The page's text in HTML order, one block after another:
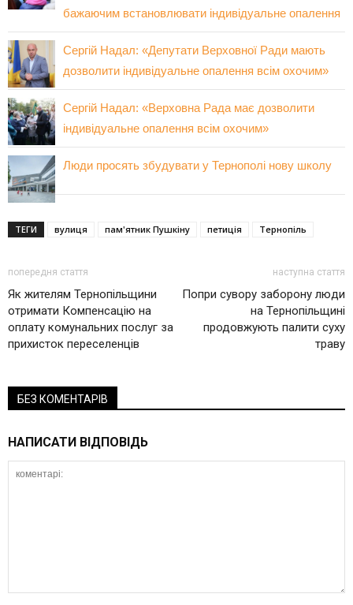
бажаючим встановлювати індивідуальне опалення
Сергій Надал: «Депутати Верховної Ради мають
дозволити індивідуальне опалення всім охочим»
Сергій Надал: «Верховна Рада має дозволити
індивідуальне опалення всім охочим»
Люди просять збудувати у Тернополі нову школу
ТЕГИ вулиця пам'ятник Пушкіну петиція Тернопіль
попередня стаття
Як жителям Тернопільщини
отримати Компенсацію на
оплату комунальних послуг за
прихисток переселенців
наступна стаття
Попри сувору заборону люди
на Тернопільщині
продовжують палити суху
траву
БЕЗ КОМЕНТАРІВ
НАПИСАТИ ВІДПОВІДЬ